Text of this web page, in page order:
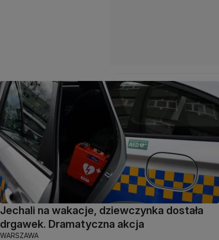
Jechali na wakacje, dziewczynka dostała
drgawek. Dramatyczna akcja
WARSZAWA